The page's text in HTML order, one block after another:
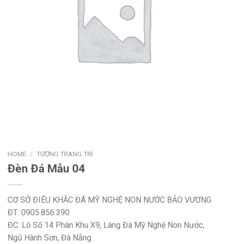
HOME / TƯỢNG TRANG TRÍ
Đèn Đá Mẫu 04
CƠ SỞ ĐIÊU KHẮC ĐÁ MỸ NGHỆ NON NƯỚC BẢO VƯƠNG
ĐT: 0905.856.390
ĐC: Lô Số 14 Phân Khu X9, Làng Đá Mỹ Nghệ Non Nước,
Ngũ Hành Sơn, Đà Nẵng